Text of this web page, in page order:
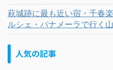
萩城跡に最も近い宿・千春
ルシェ・パナメーラで行く
人気の記事